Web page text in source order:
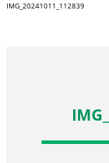
IMG_20241011_112839